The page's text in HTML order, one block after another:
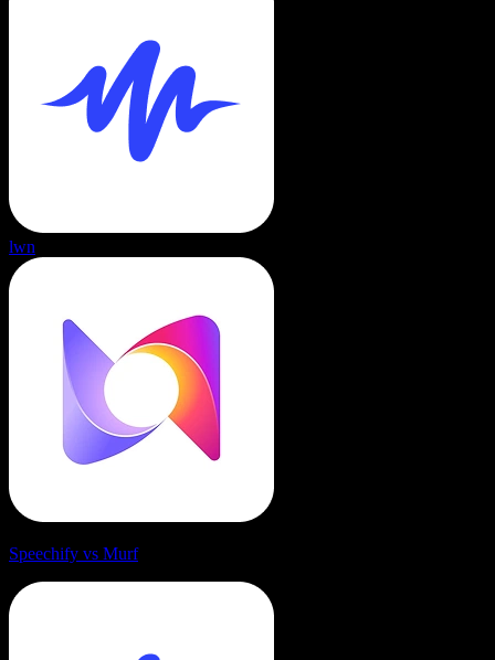
lwn
Speechify vs Murf